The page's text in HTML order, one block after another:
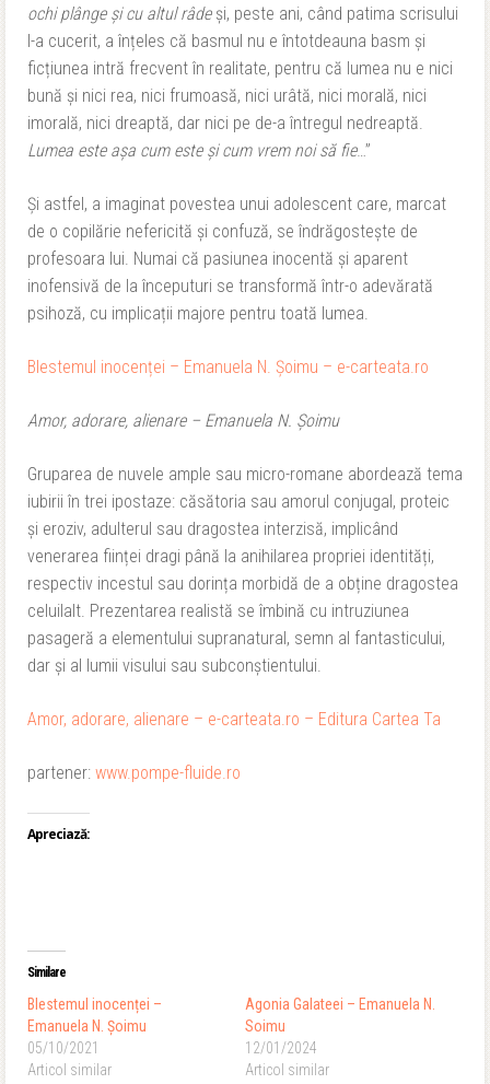
ochi plânge și cu altul râdeși, peste ani, când patima scrisului
l-a cucerit, a înțeles că basmul nu e întotdeauna basm și
ficțiunea intră frecvent în realitate, pentru că lumea nu e nici
bună și nici rea, nici frumoasă, nici urâtă, nici morală, nici
imorală, nici dreaptă, dar nici pe de-a întregul nedreaptă.
Lumea este așa cum este și cum vrem noi să fie…”
Și astfel, a imaginat povestea unui adolescent care, marcat
de o copilărie nefericită și confuză, se îndrăgostește de
profesoara lui. Numai că pasiunea inocentă și aparent
inofensivă de la începuturi se transformă într-o adevărată
psihoză, cu implicații majore pentru toată lumea.
Blestemul inocenței – Emanuela N. Șoimu – e-carteata.ro
Amor, adorare, alienare – Emanuela N. Șoimu
Gruparea de nuvele ample sau micro-romane abordează tema
iubirii în trei ipostaze: căsătoria sau amorul conjugal, proteic
și eroziv, adulterul sau dragostea interzisă, implicând
venerarea ființei dragi până la anihilarea propriei identități,
respectiv incestul sau dorința morbidă de a obține dragostea
celuilalt. Prezentarea realistă se îmbină cu intruziunea
pasageră a elementului supranatural, semn al fantasticului,
dar și al lumii visului sau subconștientului.
Amor, adorare, alienare – e-carteata.ro – Editura Cartea Ta
partener: www.pompe-fluide.ro
Apreciază:
Similare
Blestemul inocenței –
Emanuela N. Șoimu
05/10/2021
Articol similar
Agonia Galateei – Emanuela N.
Soimu
12/01/2024
Articol similar